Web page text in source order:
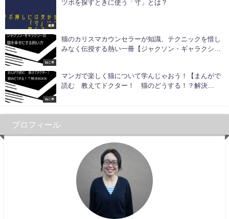
健康
ツボを探すときに使う「寸」とは？
ねこ本
猫のカリスマカウンセラーが知識、テクニックを惜し
みなく伝授する熱い一冊【ジャクソン・ギャラクシー
ねこ本
マンガで楽しく猫について学んじゃおう！【まんがで
読む 教えてドクター！ 猫のどうする！？解決
プロフィール